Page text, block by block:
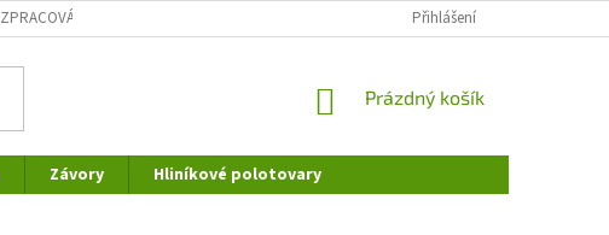
ZPRACOVÁNÍ OSOBNÍCH ÚDAJŮ REKLAMAČNÍ ŘÁD
Přihlášení
NÁKUPNÍ
Prázdný košík
Závory
Hliníkové polotovary